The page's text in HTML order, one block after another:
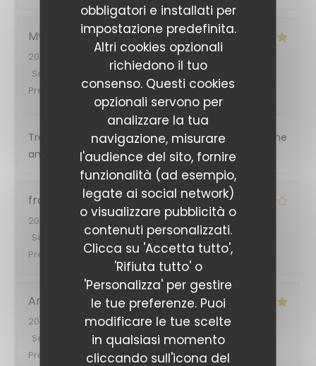
obbligatori e installati per
impostazione predefinita.
Altri cookies opzionali
richiedono il tuo
consenso. Questi cookies
opzionali servono per
analizzare la tua
navigazione, misurare
l'audience del sito, fornire
funzionalità (ad esempio,
legate ai social network)
o visualizzare pubblicità o
contenuti personalizzati.
Clicca su 'Accetta tutto',
'Rifiuta tutto' o
'Personalizza' per gestire
le tue preferenze. Puoi
modificare le tue scelte
in qualsiasi momento
cliccando sull'icona del
Myriam
2026-06-27
Servizio
Atmosfera :5/5 Cucina:
Prezzo
/5
Très bon accueil et très bonne cuisine et très bonne
ambiance
francis
2026-06-27- 19:15 - Ospiti 4
Servizio
/5 Atmosfera :4/5 Cucina: 4/5 Qualità /
Prezzo
Arnaud
2026-06-27
- 20:00 - Ospiti 6
Servizio
Atmosfera:5/5 Cucina:5/5
Prezzo